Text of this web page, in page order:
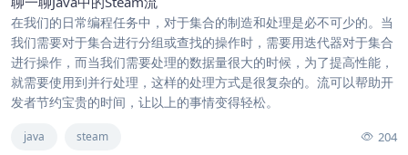
在我们的日常编程任务中，对于集合的制造和处理是必不可少的。当
我们需要对于集合进行分组或查找的操作时，需要用迭代器对于集合
进行操作，而当我们需要处理的数据量很大的时候，为了提高性能，
就需要使用到并行处理，这样的处理方式是很复杂的。流可以帮助开
发者节约宝贵的时间，让以上的事情变得轻松。
java steam 204